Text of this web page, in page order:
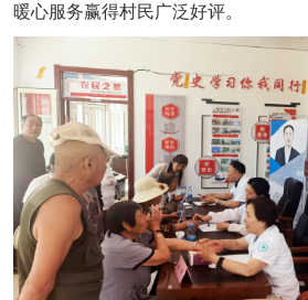
暖心服务赢得村民广泛好评。